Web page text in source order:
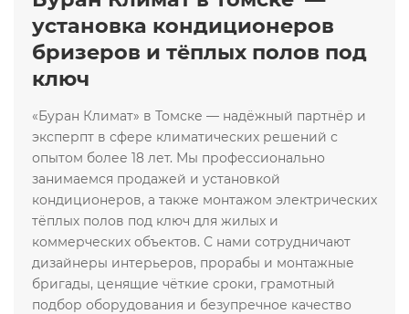
установка кондиционеров
бризеров и тёплых полов под
ключ
«Буран Климат» в Томске — надёжный партнёр и
эксперпт в сфере климатических решений с
опытом более 18 лет. Мы профессионально
занимаемся продажей и установкой
кондиционеров, а также монтажом электрических
тёплых полов под ключ для жилых и
коммерческих объектов. С нами сотрудничают
дизайнеры интерьеров, прорабы и монтажные
бригады, ценящие чёткие сроки, грамотный
подбор оборудования и безупречное качество